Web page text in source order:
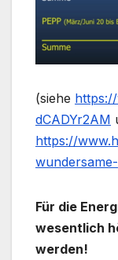
(siehe
dCADYr2AM
https://
Für die
wesentlich
werden!